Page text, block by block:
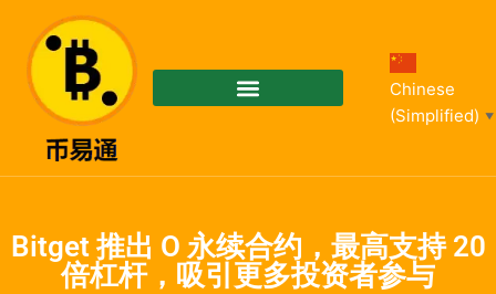
Chinese
(Simplified)
▼
Bitget 推出 O 永续合约，最高支持 20
倍杠杆，吸引更多投资者参与